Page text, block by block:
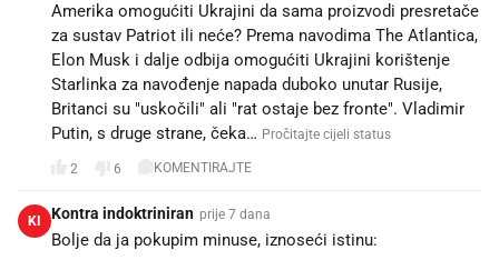
Amerika omogućiti Ukrajini da sama proizvodi presretače
za sustav Patriot ili neće? Prema navodima The Atlantica,
Elon Musk i dalje odbija omogućiti Ukrajini korištenje
Starlinka za navođenje napada duboko unutar Rusije,
Britanci su "uskočili" ali "rat ostaje bez fronte". Vladimir
Putin, s druge strane, čeka… Pročitajte cijeli status
2 6 KOMENTIRAJTE
KI Kontra indoktriniran prije 7 dana
Bolje da ja pokupim minuse, iznoseći istinu: